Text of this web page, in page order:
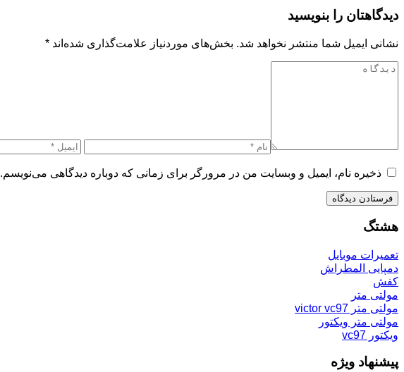
دیدگاهتان را بنویسید
نشانی ایمیل شما منتشر نخواهد شد. بخش‌های موردنیاز علامت‌گذاری شده‌اند *
ذخیره نام، ایمیل و وبسایت من در مرورگر برای زمانی که دوباره دیدگاهی می‌نویسم.
هشتگ
تعمیرات موبایل
دمپایی المطراش
کفش
مولتی متر
مولتی متر victor vc97
مولتی متر ویکتور
ویکتور vc97
پیشنهاد ویژه